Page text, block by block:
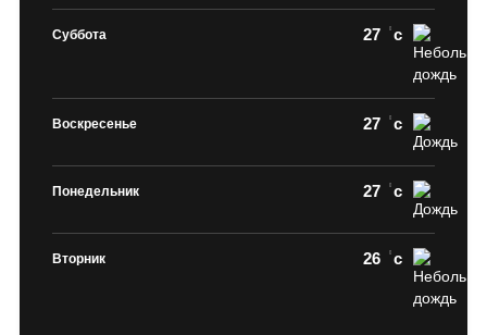
Суббота 27 c
Воскресенье 27 c
Понедельник 27 c
Вторник 26 c